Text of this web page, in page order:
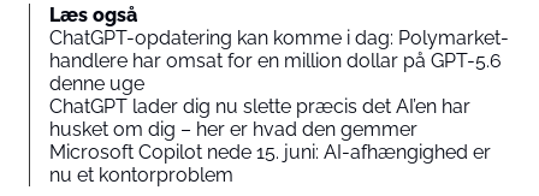
Læs også
ChatGPT-opdatering kan komme i dag: Polymarket-
handlere har omsat for en million dollar på GPT-5.6
denne uge
ChatGPT lader dig nu slette præcis det AI’en har
husket om dig – her er hvad den gemmer
Microsoft Copilot nede 15. juni: AI-afhængighed er
nu et kontorproblem